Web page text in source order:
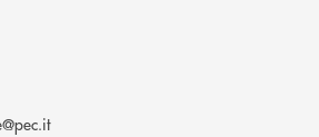
(si apre l’app di posta elettronica)